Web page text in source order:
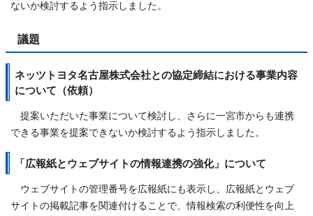
ないか検討するよう指示しました。
議題
ネッツトヨタ名古屋株式会社との協定締結における事業内容
について（依頼）
提案いただいた事業について検討し、さらに一宮市からも連携
できる事業を提案できないか検討するよう指示しました。
「広報紙とウェブサイトの情報連携の強化」について
ウェブサイトの管理番号を広報紙にも表示し、広報紙とウェブ
サイトの掲載記事を関連付けることで、情報検索の利便性を向上